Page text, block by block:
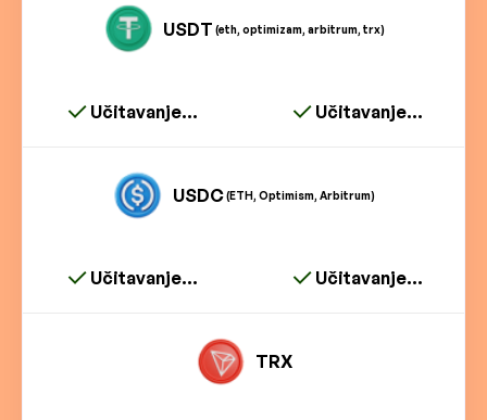
USDT (eth, optimizam, arbitrum, trx)
Učitavanje... Učitavanje...
USDC(ETH, Optimism, Arbitrum)
Učitavanje... Učitavanje...
TRX